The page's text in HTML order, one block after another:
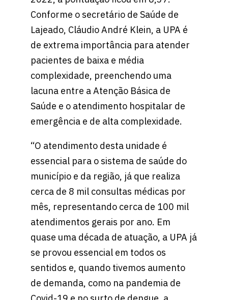
Conforme o secretário de Saúde de
Lajeado, Cláudio André Klein, a UPA é
de extrema importância para atender
pacientes de baixa e média
complexidade, preenchendo uma
lacuna entre a Atenção Básica de
Saúde e o atendimento hospitalar de
emergência e de alta complexidade.
“O atendimento desta unidade é
essencial para o sistema de saúde do
município e da região, já que realiza
cerca de 8 mil consultas médicas por
mês, representando cerca de 100 mil
atendimentos gerais por ano. Em
quase uma década de atuação, a UPA já
se provou essencial em todos os
sentidos e, quando tivemos aumento
de demanda, como na pandemia de